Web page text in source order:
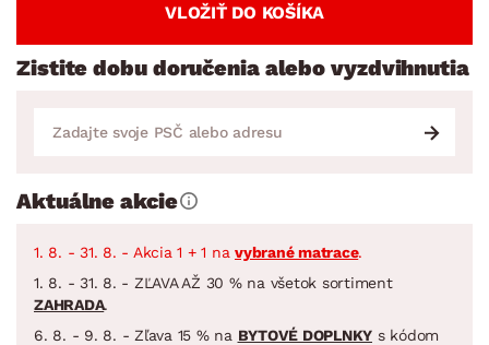
VLOŽIŤ DO KOŠÍKA
Zistite dobu doručenia alebo vyzdvihnutia
Aktuálne akcie
1. 8. - 31. 8. - Akcia 1 + 1 na vybrané matrace.
1. 8. - 31. 8. - ZĽAVA AŽ 30 % na všetok sortiment
ZAHRADA.
6. 8. - 9. 8. - Zľava 15 % na BYTOVÉ DOPLNKY s kódom